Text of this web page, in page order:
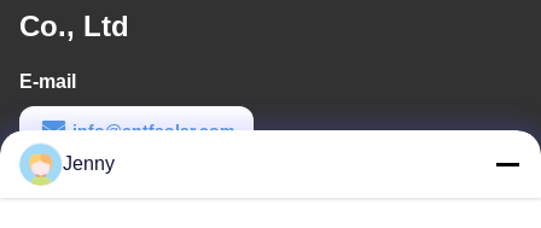
Co., Ltd
E-mail
info@cntfsolar.com
Temps de travail
Jenny